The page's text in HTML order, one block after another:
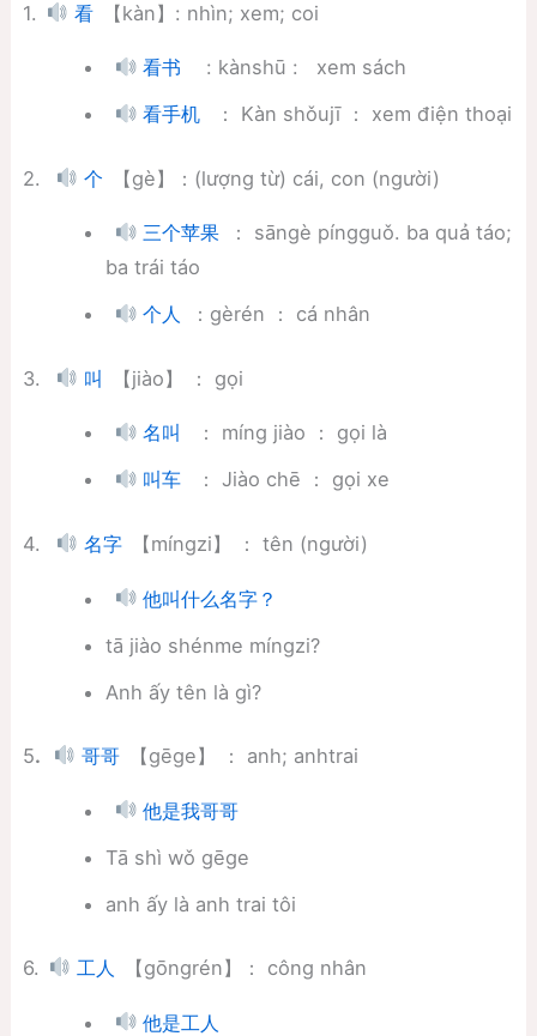
1. 看 【kàn】: nhìn; xem; coi
看书 : kànshū : xem sách
看手机 ： Kàn shǒujī ： xem điện thoại
2. 个 【gè】：(lượng từ) cái, con (người)
三个苹果
： sāngè píngguǒ. ba quả táo;
ba trái táo
个人 ：gèrén ： cá nhân
3. 叫 【jiào】 ： gọi
名叫 ： míng jiào ： gọi là
叫车 ： Jiào chē ： gọi xe
4. 名字 【míngzi】 ： tên (người)
他叫什么名字？
tā jiào shénme míngzi?
Anh ấy tên là gì?
5. 哥哥 【gēge】 ： anh; anhtrai
他是我哥哥
Tā shì wǒ gēge
anh ấy là anh trai tôi
6. 工人 【gōngrén】： công nhân
他是工人